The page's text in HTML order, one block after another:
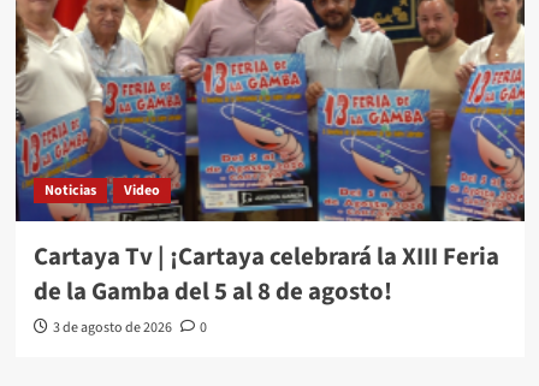
Noticias Video
Cartaya Tv | ¡Cartaya celebrará la XIII Feria
de la Gamba del 5 al 8 de agosto!
3 de agosto de 2026 0